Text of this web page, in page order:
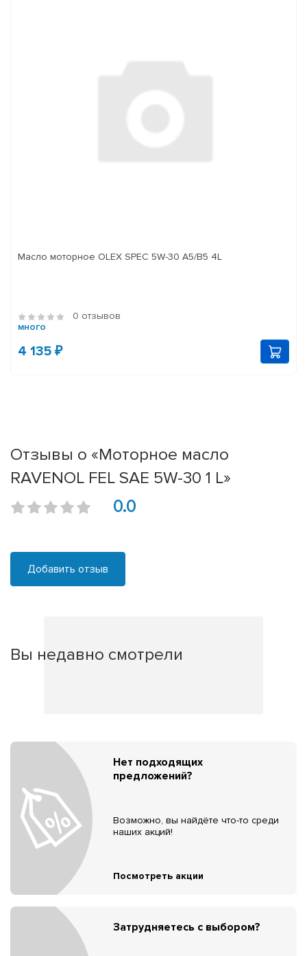
Масло моторное OLEX SPEC 5W-30 A5/B5 4L
0 отзывов
много
4 135 ₽
Отзывы о «Моторное масло
RAVENOL FEL SAE 5W-30 1 L»
0.0
Добавить отзыв
Вы недавно смотрели
Нет подходящих
предложений?
Возможно, вы найдёте что-то среди
наших акций!
Посмотреть акции
Затрудняетесь с выбором?